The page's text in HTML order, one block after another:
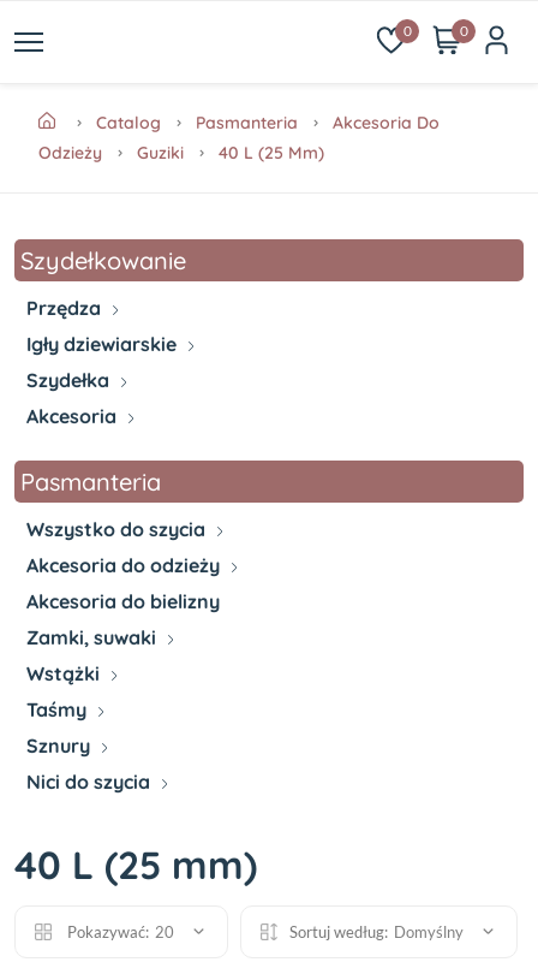
0 0
Catalog Pasmanteria
Akcesoria Do
Odzieży
Guziki 40 L (25 Mm)
Szydełkowanie
Przędza
Igły dziewiarskie
Szydełka
Akcesoria
Pasmanteria
Wszystko do szycia
Akcesoria do odzieży
Akcesoria do bielizny
Zamki, suwaki
Wstążki
Taśmy
Sznury
Nici do szycia
40 L (25 mm)
Pokazywać: 20 Sortuj według: Domyślny